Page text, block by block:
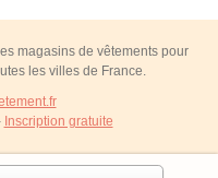
magasins de vêtements pour
les villes de France.
Inscription gratuite